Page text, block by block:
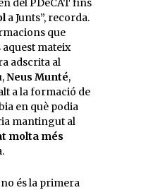
del PDeCAT fins
a Junts”, recorda.
que
aquest mateix
adscrita al
Neus Munté,
a la formació de
en què podia
mantingut al
molta més
és la primera